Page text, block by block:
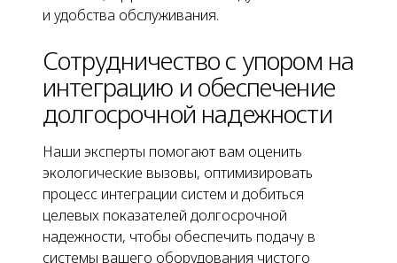
и удобства обслуживания.
Сотрудничество с упором на
интеграцию и обеспечение
долгосрочной надежности
Наши эксперты помогают вам оценить
экологические вызовы, оптимизировать
процесс интеграции систем и добиться
целевых показателей долгосрочной
надежности, чтобы обеспечить подачу в
системы вашего оборудования чистого